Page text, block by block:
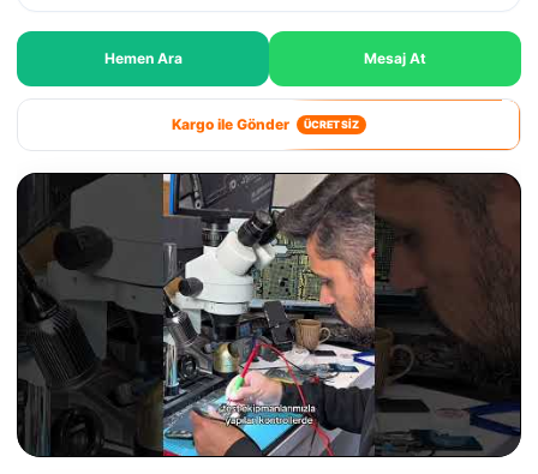
Hemen Ara Mesaj At
Kargo ile Gönder ÜCRETSİZ